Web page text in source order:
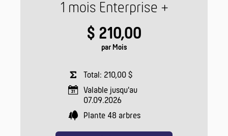
1 mois Enterprise +
$ 210,00
par Mois
Total: 210,00 $
Valable jusqu'au
07.09.2026
Plante 48 arbres